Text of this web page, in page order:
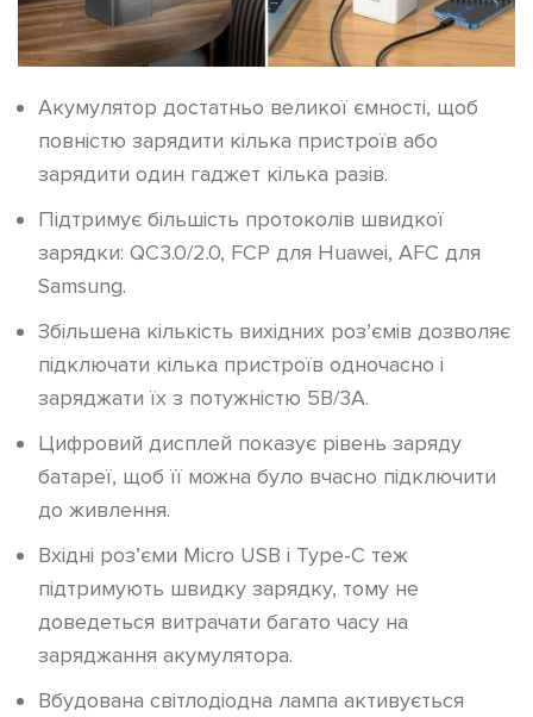
Акумулятор достатньо великої ємності, щоб
повністю зарядити кілька пристроїв або
зарядити один гаджет кілька разів.
Підтримує більшість протоколів швидкої
зарядки: QC3.0/2.0, FCP для Huawei, AFC для
Samsung.
Збільшена кількість вихідних роз’ємів дозволяє
підключати кілька пристроїв одночасно і
заряджати їх з потужністю 5В/3А.
Цифровий дисплей показує рівень заряду
батареї, щоб її можна було вчасно підключити
до живлення.
Вхідні роз’єми Micro USB і Type-C теж
підтримують швидку зарядку, тому не
доведеться витрачати багато часу на
заряджання акумулятора.
Вбудована світлодіодна лампа активується